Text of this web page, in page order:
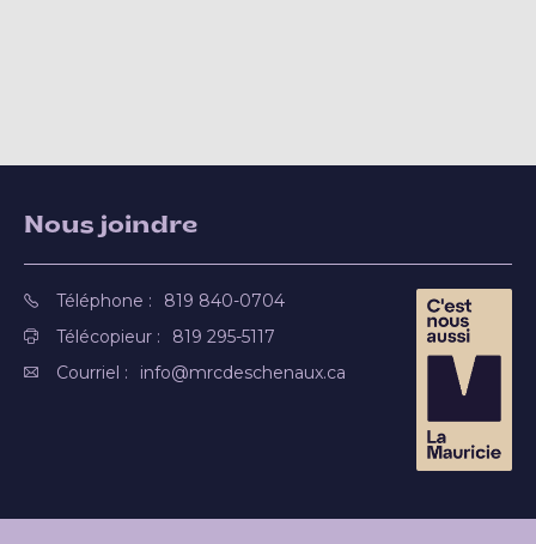
Nous joindre
Téléphone :
819 840-0704
Télécopieur :
819 295-5117
Courriel :
info@mrcdeschenaux.ca